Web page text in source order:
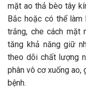
mặt ao thả bèo tây
Bắc hoặc có thể
trắng, che cách
tăng khả năng giữ
theo dõi chất lượng
phân vô cơ xuống
bệnh.